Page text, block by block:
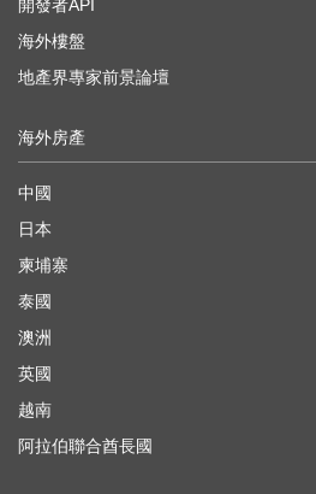
開發者API
海外樓盤
地產界專家前景論壇
海外房產
中國
日本
柬埔寨
泰國
澳洲
英國
越南
阿拉伯聯合酋長國